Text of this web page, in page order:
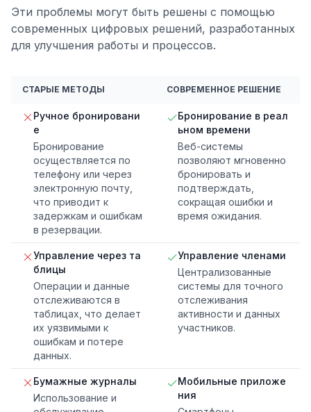
Эти проблемы могут быть решены с помощью
современных цифровых решений, разработанных
для улучшения работы и процессов.
СТАРЫЕ МЕТОДЫ СОВРЕМЕННОЕ РЕШЕНИЕ
Ручное бронировани
е
Бронирование
осуществляется по
телефону или через
электронную почту,
что приводит к
задержкам и ошибкам
в резервации.
Бронирование в реал
ьном времени
Веб-системы
позволяют мгновенно
бронировать и
подтверждать,
сокращая ошибки и
время ожидания.
Управление через та
блицы
Операции и данные
отслеживаются в
таблицах, что делает
их уязвимыми к
ошибкам и потере
данных.
Управление членами
Централизованные
системы для точного
отслеживания
активности и данных
участников.
Бумажные журналы
Использование и
Мобильные приложе
ния